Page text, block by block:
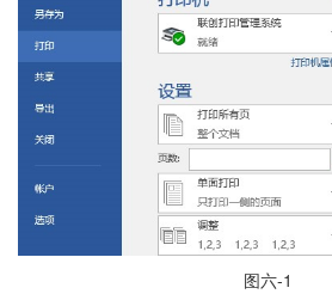
图六-1